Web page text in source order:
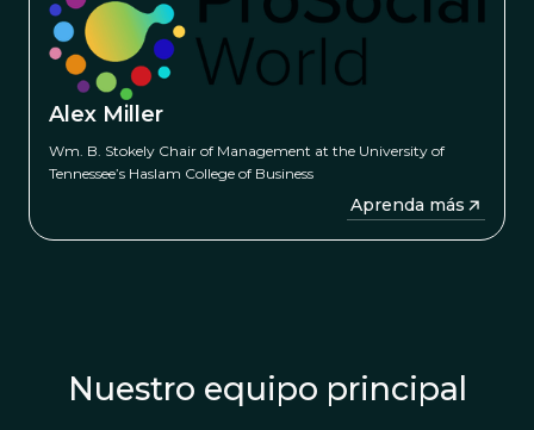
Alex Miller
Wm. B. Stokely Chair of Management at the University of
Tennessee’s Haslam College of Business
Aprenda más→
Nuestro equipo principal